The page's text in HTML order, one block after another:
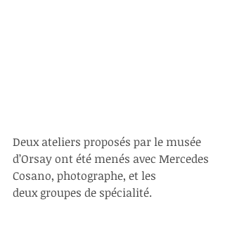
Deux ateliers proposés par le musée
d’Orsay ont été menés avec Mercedes
Cosano, photographe, et les
deux groupes de spécialité.